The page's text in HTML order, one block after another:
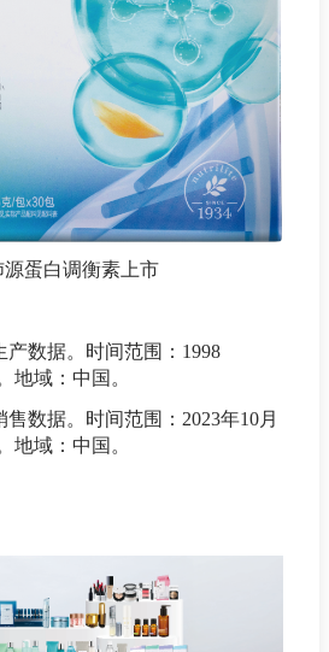
蛋白调衡素上市
数据。时间范围：1998
地域：中国。
数据。时间范围：2023年10月
地域：中国。